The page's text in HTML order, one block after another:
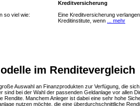
so viel wie:
Kreditversicherung
Eine Kreditversicherung
Kreditinstitute, wenn
... mehr
im Renditevergleich
Auswahl an Finanzprodukten zur Verfügung, die
sind bei der Wahl der passenden Geldanlage vor allen
Rendite. Manchem Anleger ist dabei eine sehr hohe
nutzen möchte, die eine überdurchschnittliche